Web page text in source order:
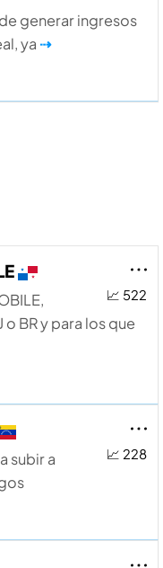
generar ingresos
ya ⇢
📈 522
BR y para los que
📈 228
subir a